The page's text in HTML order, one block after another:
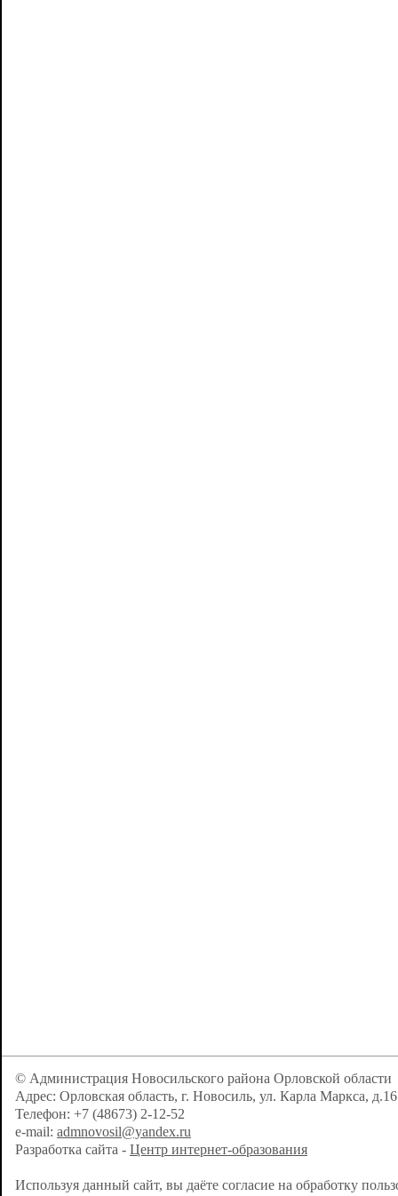
© Администрация Новосильского района Орловской области
Адрес: Орловская область, г. Новосиль, ул. Карла Маркса, д.16
Телефон: +7 (48673) 2-12-52
e-mail: admnovosil@yandex.ru
Разработка сайта - Центр интернет-образования
Используя данный сайт, вы даёте согласие на обработку